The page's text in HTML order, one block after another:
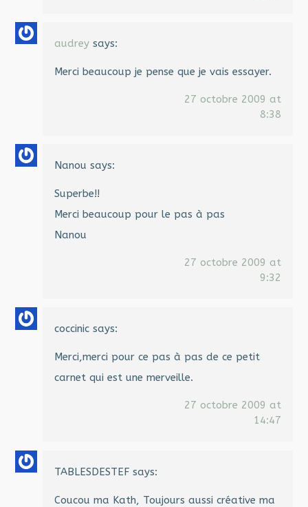
audrey says:
Merci beaucoup je pense que je vais essayer.
27 octobre 2009 at
8:38
Nanou says:
Superbe!!
Merci beaucoup pour le pas à pas
Nanou
27 octobre 2009 at
9:32
coccinic says:
Merci,merci pour ce pas à pas de ce petit
carnet qui est une merveille.
27 octobre 2009 at
14:47
TABLESDESTEF says:
Coucou ma Kath, Toujours aussi créative ma